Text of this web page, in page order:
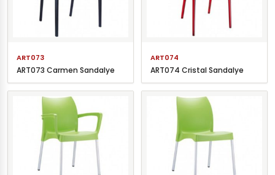
ART073
ART073 Carmen Sandalye
ART074
ART074 Cristal Sandalye